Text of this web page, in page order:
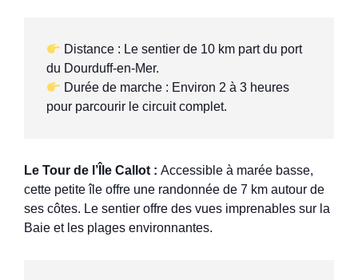
Distance : Le sentier de 10 km part du port
Durée de marche : Environ 2 à 3 heures
pour parcourir le circuit complet.
Le Tour de l’Île Callot : Accessible à marée basse,
cette petite île offre une randonnée de 7 km autour de
ses côtes. Le sentier offre des vues imprenables sur la
Baie et les plages environnantes.